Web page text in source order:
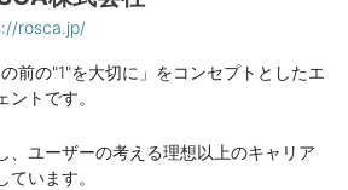
rosca.jp/
前の"1"を大切に」をコンセプトとしたエ
トです。
、ユーザーの考える理想以上のキャリア
います。